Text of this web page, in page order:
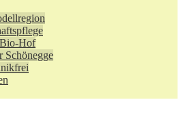
Hof
Schönegge